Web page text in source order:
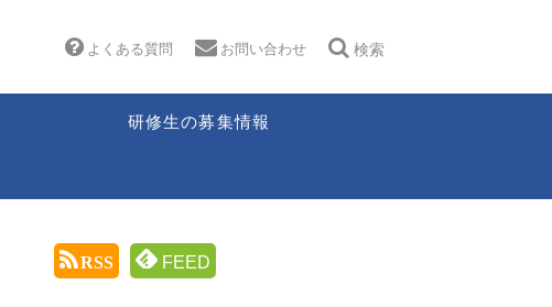
よくある質問 お問い合わせ 検索
研修生の募集情報
RSS FEED